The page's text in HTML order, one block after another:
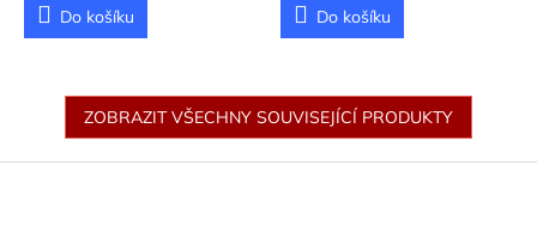
Do košíku Do košíku
ZOBRAZIT VŠECHNY SOUVISEJÍCÍ PRODUKTY